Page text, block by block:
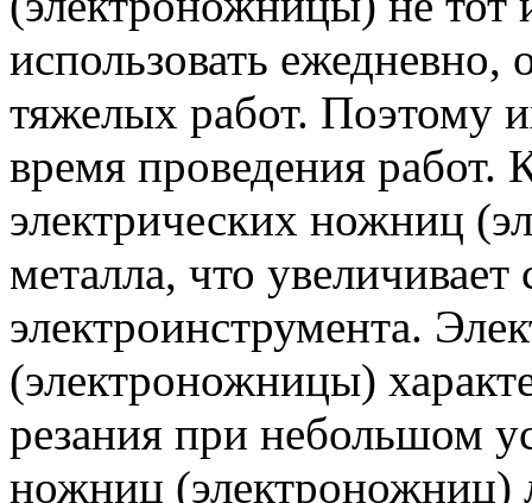
использовать ежедневно,
тяжелых работ. Поэтому
время проведения работ.
электрических ножниц
металла, что
электроинструмента.
(электроножницы)
резания при небольшом
ножниц (электроножниц)